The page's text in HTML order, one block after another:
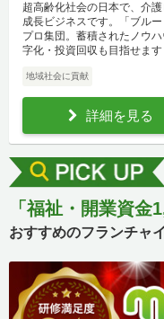
超高齢化社会の日本で、介
成長ビジネスです。「ブル
プロ集団。蓄積されたノウ
字化・投資回収も目指せます
地域社会に貢献
詳細を見る
「福祉・開業資金
おすすめのフランチャ